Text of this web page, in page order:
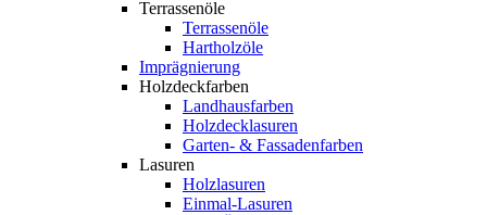
Terrassenöle
Terrassenöle
Hartholzöle
Imprägnierung
Holzdeckfarben
Landhausfarben
Holzdecklasuren
Garten- & Fassadenfarben
Lasuren
Holzlasuren
Einmal-Lasuren